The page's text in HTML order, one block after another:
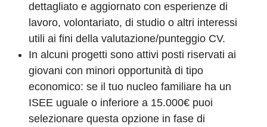
dettagliato e aggiornato con esperienze di
lavoro, volontariato, di studio o altri interessi
utili ai fini della valutazione/punteggio CV.
In alcuni progetti sono attivi posti riservati ai
giovani con minori opportunità di tipo
economico: se il tuo nucleo familiare ha un
ISEE uguale o inferiore a 15.000€ puoi
selezionare questa opzione in fase di